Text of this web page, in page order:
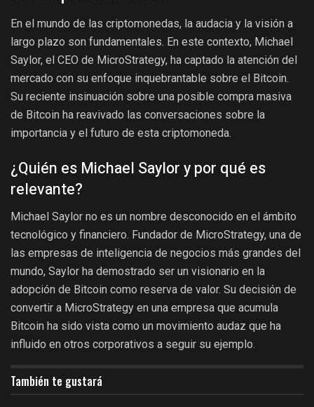
En el mundo de las criptomonedas, la audacia y la visión a
largo plazo son fundamentales. En este contexto, Michael
Saylor, el CEO de MicroStrategy, ha captado la atención del
mercado con su enfoque inquebrantable sobre el Bitcoin.
Su reciente insinuación sobre una posible compra masiva
de Bitcoin ha reavivado las conversaciones sobre la
importancia y el futuro de esta criptomoneda.
¿Quién es Michael Saylor y por qué es
relevante?
Michael Saylor no es un nombre desconocido en el ámbito
tecnológico y financiero. Fundador de MicroStrategy, una de
las empresas de inteligencia de negocios más grandes del
mundo, Saylor ha demostrado ser un visionario en la
adopción de Bitcoin como reserva de valor. Su decisión de
convertir a MicroStrategy en una empresa que acumula
Bitcoin ha sido vista como un movimiento audaz que ha
influido en otros corporativos a seguir su ejemplo.
También te gustará